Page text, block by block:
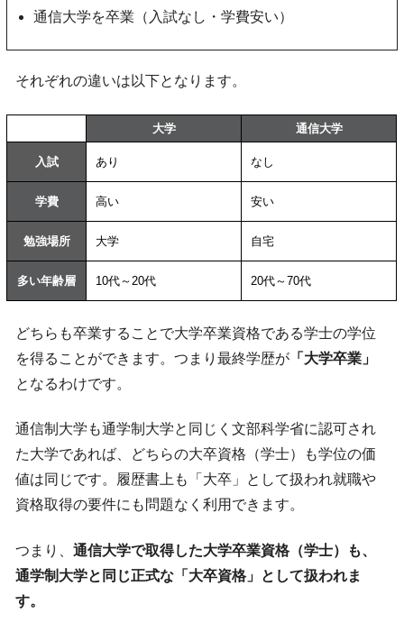
通信大学を卒業（入試なし・学費安い）
それぞれの違いは以下となります。
大学 通信大学
入試 あり なし
学費 高い 安い
勉強場所 大学 自宅
多い年齢層 10代～20代 20代～70代
どちらも卒業することで大学卒業資格である学士の学位
を得ることができます。つまり最終学歴が 「大学卒業」
となるわけです。
通信制大学も通学制大学と同じく文部科学省に認可され
た大学であれば、どちらの大卒資格（学士）も学位の価
値は同じです。履歴書上も「大卒」として扱われ就職や
資格取得の要件にも問題なく利用できます。
つまり、通信大学で取得した大学卒業資格（学士）も、
通学制大学と同じ正式な「大卒資格」として扱われま
す。